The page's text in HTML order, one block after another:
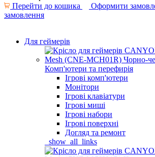
Перейти до кошика
Оформити
замовлення
Для геймерів
Комп'ютери та перефирія
Ігрові комп'ютери
Монітори
Ігрові клавіатури
Ігрові миші
Ігрові набори
Ігрові поверхні
Догляд та ремонт
_show_all_links